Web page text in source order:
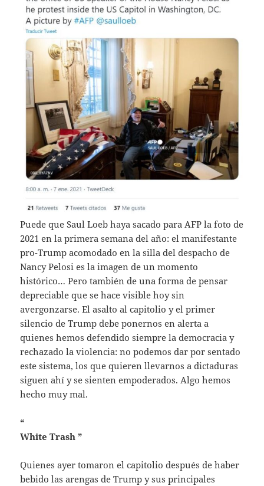
Puede que Saul Loeb haya sacado para AFP la foto de
2021 en la primera semana del año: el manifestante
pro-Trump acomodado en la silla del despacho de
Nancy Pelosi es la imagen de un momento
histórico… Pero también de una forma de pensar
depreciable que se hace visible hoy sin
avergonzarse. El asalto al capitolio y el primer
silencio de Trump debe ponernos en alerta a
quienes hemos defendido siempre la democracia y
rechazado la violencia: no podemos dar por sentado
este sistema, los que quieren llevarnos a dictaduras
siguen ahí y se sienten empoderados. Algo hemos
hecho muy mal.
“
White Trash ”
Quienes ayer tomaron el capitolio después de haber
bebido las arengas de Trump y sus principales